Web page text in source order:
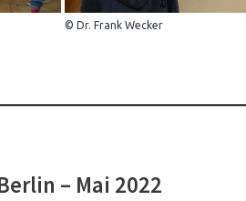
© Dr. Frank Wecker
– Mai 2022